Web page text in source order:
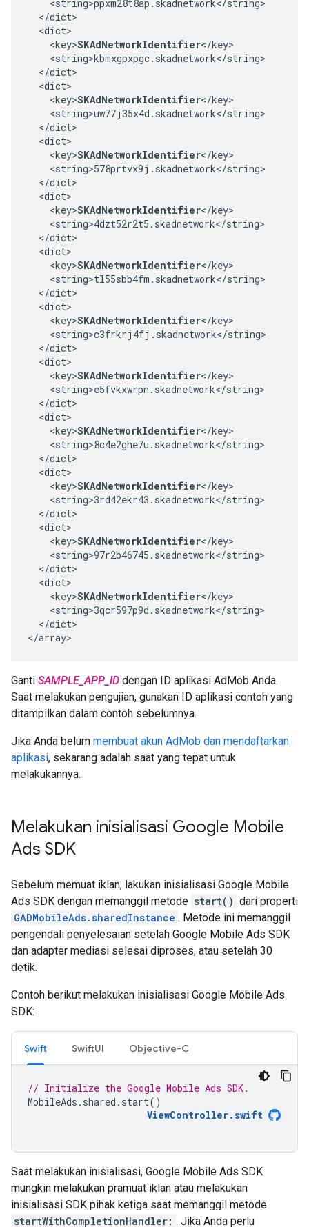
    <string>ppxm28t8ap.skadnetwork</string>
  </dict>
  <dict>
    <key>
SKAdNetworkIdentifier</key>
    <string>kbmxgpxpgc.skadnetwork</string>
  </dict>
  <dict>
    <key>
SKAdNetworkIdentifier</key>
    <string>uw77j35x4d.skadnetwork</string>
  </dict>
  <dict>
    <key>
SKAdNetworkIdentifier</key>
    <string>578prtvx9j.skadnetwork</string>
  </dict>
  <dict>
    <key>
SKAdNetworkIdentifier</key>
    <string>4dzt52r2t5.skadnetwork</string>
  </dict>
  <dict>
    <key>
SKAdNetworkIdentifier</key>
    <string>tl55sbb4fm.skadnetwork</string>
  </dict>
  <dict>
    <key>
SKAdNetworkIdentifier</key>
    <string>c3frkrj4fj.skadnetwork</string>
  </dict>
  <dict>
    <key>
SKAdNetworkIdentifier</key>
    <string>e5fvkxwrpn.skadnetwork</string>
  </dict>
  <dict>
    <key>
SKAdNetworkIdentifier</key>
    <string>8c4e2ghe7u.skadnetwork</string>
  </dict>
  <dict>
    <key>
SKAdNetworkIdentifier</key>
    <string>3rd42ekr43.skadnetwork</string>
  </dict>
  <dict>
    <key>
SKAdNetworkIdentifier</key>
    <string>97r2b46745.skadnetwork</string>
  </dict>
  <dict>
    <key>
SKAdNetworkIdentifier</key>
    <string>3qcr597p9d.skadnetwork</string>
  </dict>
</array>
Ganti SAMPLE_APP_ID dengan ID aplikasi AdMob Anda.
Saat melakukan pengujian, gunakan ID aplikasi contoh yang
ditampilkan dalam contoh sebelumnya.
Jika Anda belum membuat akun AdMob dan mendaftarkan
aplikasi, sekarang adalah saat yang tepat untuk
melakukannya.
Melakukan inisialisasi Google Mobile
Ads SDK
Sebelum memuat iklan, lakukan inisialisasi Google Mobile
Ads SDK dengan memanggil metode start() dari properti
GADMobileAds.sharedInstance . Metode ini memanggil
pengendali penyelesaian setelah Google Mobile Ads SDK
dan adapter mediasi selesai diproses, atau setelah 30
detik.
Contoh berikut melakukan inisialisasi Google Mobile Ads
SDK:
Swift SwiftUI Objective-C
// Initialize the Google Mobile Ads SDK.
MobileAds . shared . start()
ViewController.swift
Saat melakukan inisialisasi, Google Mobile Ads SDK
mungkin melakukan pramuat iklan atau melakukan
inisialisasi SDK pihak ketiga saat memanggil metode
startWithCompletionHandler: . Jika Anda perlu